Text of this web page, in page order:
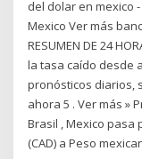
del dolar en mexico
Mexico Ver más
RESUMEN DE 24
la tasa caído desde
pronósticos diarios,
ahora 5 . Ver más »
Brasil , Mexico pasa
(CAD) a Peso